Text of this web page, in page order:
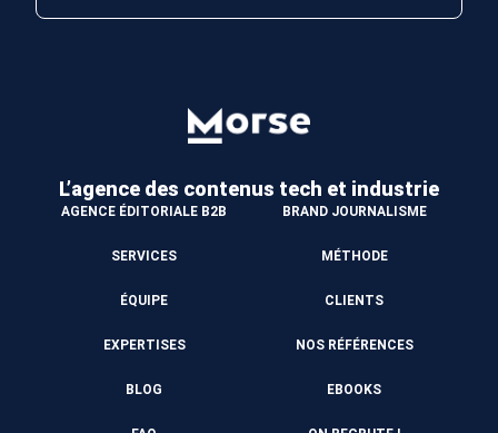
L’agence des contenus tech et industrie
AGENCE ÉDITORIALE B2B BRAND JOURNALISME
SERVICES MÉTHODE
ÉQUIPE CLIENTS
EXPERTISES NOS RÉFÉRENCES
BLOG EBOOKS